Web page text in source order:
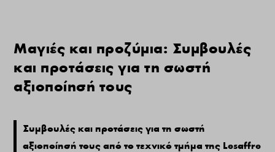
Μαγιές και προζύμια: Συμβουλές
και προτάσεις για τη σωστή
αξιοποίησή τους
Συμβουλές και προτάσεις για τη σωστή
αξιοποίησή τους από το τεχνικό τμήμα της Lesaffre